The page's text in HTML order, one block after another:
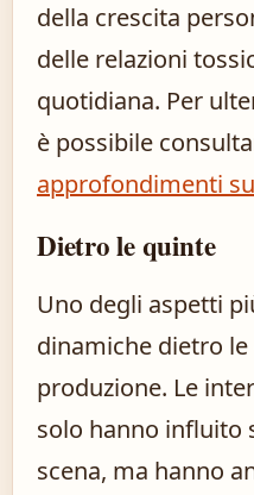
della crescita
delle relazioni
quotidiana. Per
è possibile
approfondimenti
Dietro le quinte
Uno degli aspetti
dinamiche dietro
produzione. Le
solo hanno influito
scena, ma hanno